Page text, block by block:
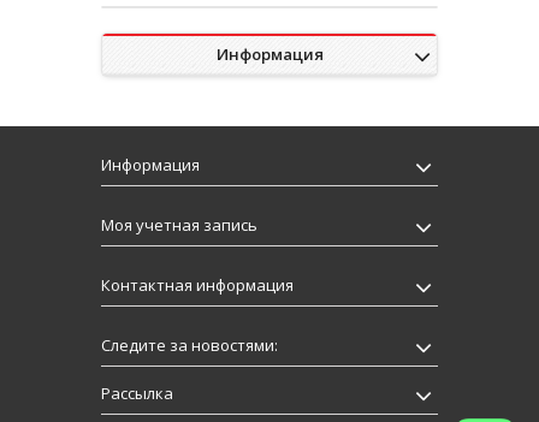
Информация
Информация
Моя учетная запись
Контактная информация
Следите за новостями:
Рассылка